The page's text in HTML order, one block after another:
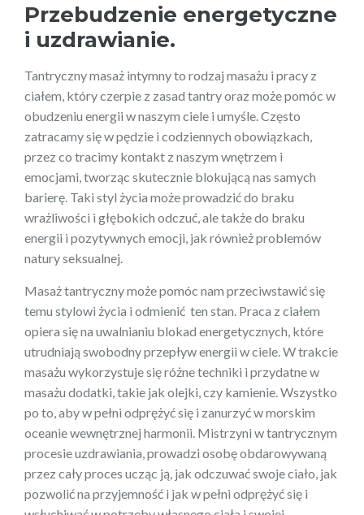
Przebudzenie energetyczne
i uzdrawianie.
Tantryczny masaż intymny to rodzaj masażu i pracy z
ciałem, który czerpie z zasad tantry oraz może pomóc w
obudzeniu energii w naszym ciele i umyśle. Często
zatracamy się w pędzie i codziennych obowiązkach,
przez co tracimy kontakt z naszym wnętrzem i
emocjami, tworząc skutecznie blokującą nas samych
barierę. Taki styl życia może prowadzić do braku
wrażliwości i głębokich odczuć, ale także do braku
energii i pozytywnych emocji, jak również problemów
natury seksualnej.
Masaż tantryczny może pomóc nam przeciwstawić się
temu stylowi życia i odmienić ten stan. Praca z ciałem
opiera się na uwalnianiu blokad energetycznych, które
utrudniają swobodny przepływ energii w ciele. W trakcie
masażu wykorzystuje się różne techniki i przydatne w
masażu dodatki, takie jak olejki, czy kamienie. Wszystko
po to, aby w pełni odprężyć się i zanurzyć w morskim
oceanie wewnętrznej harmonii. Mistrzyni w tantrycznym
procesie uzdrawiania, prowadzi osobę obdarowywaną
przez cały proces ucząc ją, jak odczuwać swoje ciało, jak
pozwolić na przyjemność i jak w pełni odprężyć się i